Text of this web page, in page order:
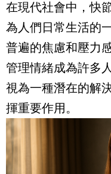
在現代社會中，快
為人們日常生活的
普遍的焦慮和壓力
管理情緒成為許多
視為一種潛在的解
揮重要作用。